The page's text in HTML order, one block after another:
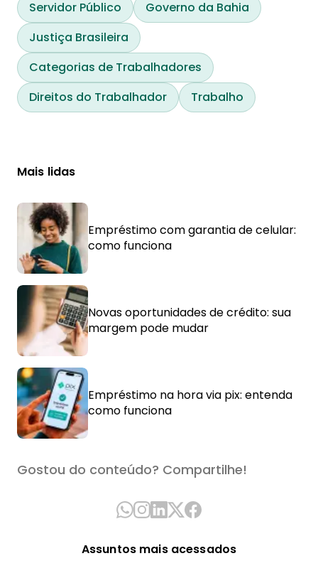
Servidor Público
Governo da Bahia
Justiça Brasileira
Categorias de Trabalhadores
Direitos do Trabalhador
Trabalho
Mais lidas
Empréstimo com garantia de celular:
como funciona
Novas oportunidades de crédito: sua
margem pode mudar
Empréstimo na hora via pix: entenda
como funciona
Gostou do conteúdo? Compartilhe!
Assuntos mais acessados